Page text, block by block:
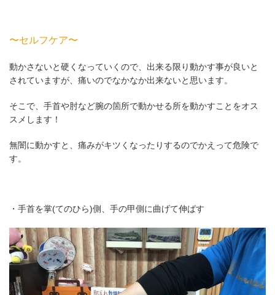
〜セルフケア〜
動かさないと硬くなっていくので、出来る限り動かす事が良いと
されていますが、痛いのでなかなか出来ないと思います。
そこで、手首や肘など腕の箇所で動かせる所を動かすことをオス
スメします！
無闇に動かすと、痛みがキツくなったりするのでかえって危険で
す。
・手首を掌(てのひら)側、手の甲側に曲げて伸ばす